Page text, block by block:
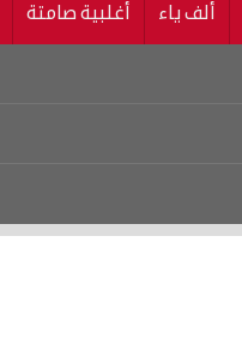
ألف ياء أغلبية صامتة